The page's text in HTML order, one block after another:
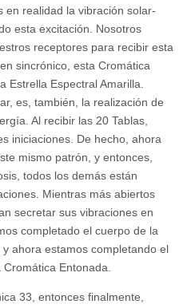
en realidad la vibración solar-
esta excitación. Nosotros
receptores para recibir esta
sincrónico, esta Cromática
Estrella Espectral Amarilla.
es, también, la realización de
Al recibir las 20 Tablas,
iniciaciones. De hecho, ahora
mismo patrón, y entonces,
todos los demás están
Mientras más abiertos
secretar sus vibraciones en
completado el cuerpo de la
ahora estamos completando el
Entonada.
33, entonces finalmente,